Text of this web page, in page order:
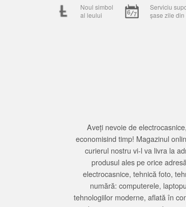
Noul simbol
al leului
Serviciu
șase zile
Aveți nevoie de
economisind timp! Magazinul
curierul nostru vi-l va livra la
produsul ales pe orice
electrocasnice, tehnică foto,
numără: computerele,
tehnologiilor moderne, aflată în